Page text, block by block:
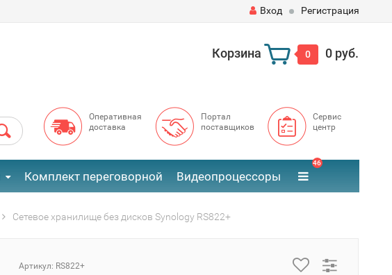
Вход Регистрация
Корзина 0 0 руб.
Оперативная
доставка
Портал
поставщиков
Сервис
центр
Комплект переговорной Видеопроцессоры
46
Сетевое хранилище без дисков Synology RS822+
Артикул: RS822+